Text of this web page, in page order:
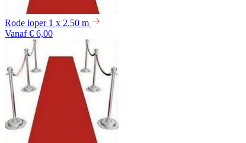
Rode loper 1 x 2.50 m
Vanaf € 6,00